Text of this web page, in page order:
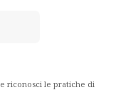
e riconosci le pratiche di